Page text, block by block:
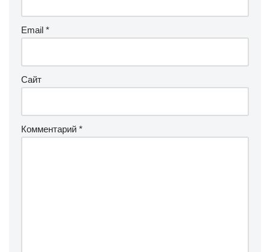
Email *
Сайт
Комментарий *